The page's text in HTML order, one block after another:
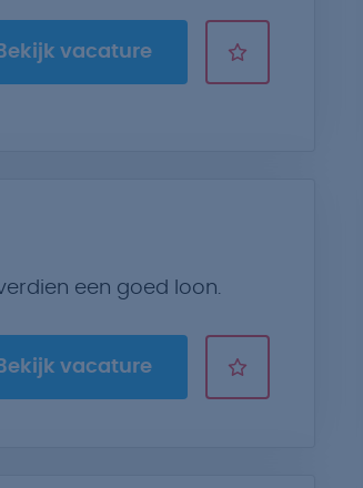
Bekijk vacature
een goed loon.
Bekijk vacature